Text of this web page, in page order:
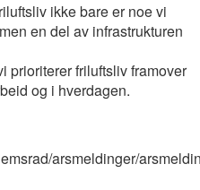
ikke bare er noe vi
en del av infrastrukturen
prioriterer friluftsliv framover
og i hverdagen.
arsmeldinger/